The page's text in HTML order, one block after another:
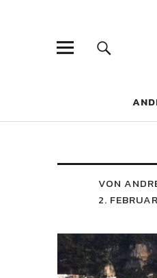
VON
2.